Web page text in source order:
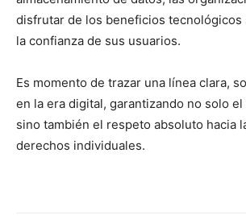
disfrutar de los beneficios
la confianza de sus usuarios.
Es momento de trazar una línea clara,
en la era digital, garantizando no solo
sino también el respeto absoluto hacia
derechos individuales.